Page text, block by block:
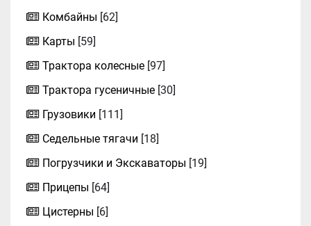
Комбайны [62]
Карты [59]
Трактора колесные [97]
Трактора гусеничные [30]
Грузовики [111]
Седельные тягачи [18]
Погрузчики и Экскаваторы [19]
Прицепы [64]
Цистерны [6]